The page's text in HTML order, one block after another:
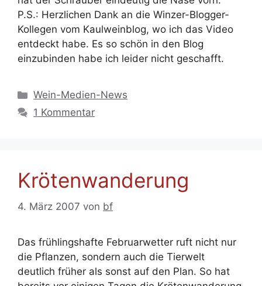
P.S.: Herzlichen Dank an die Winzer-Blogger-
Kollegen vom Kaulweinblog, wo ich das Video
entdeckt habe. Es so schön in den Blog
einzubinden habe ich leider nicht geschafft.
Kategorien
Wein-Medien-News
1 Kommentar
Krötenwanderung
4. März 2007 von bf
Das frühlingshafte Februarwetter ruft nicht nur
die Pflanzen, sondern auch die Tierwelt
deutlich früher als sonst auf den Plan. So hat